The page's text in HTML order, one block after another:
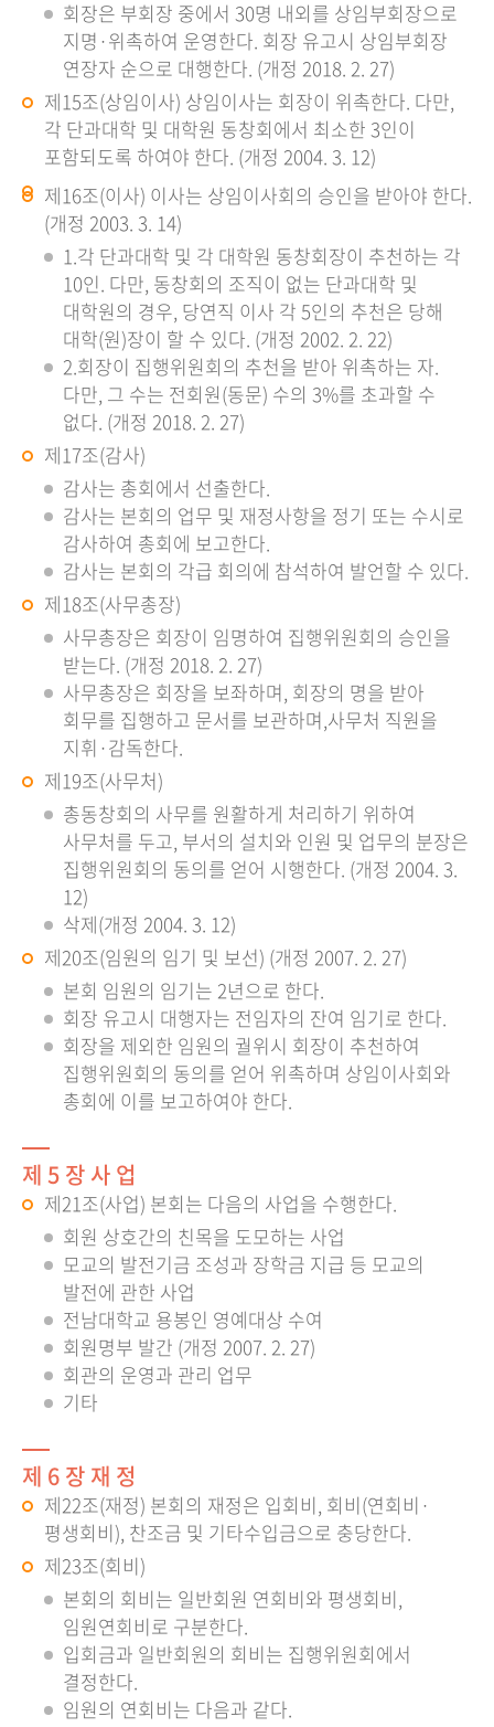
회장은 부회장 중에서 30명 내외를 상임부회장으로
지명·위촉하여 운영한다. 회장 유고시 상임부회장
연장자 순으로 대행한다. (개정 2018. 2. 27)
제15조(상임이사) 상임이사는 회장이 위촉한다. 다만,
각 단과대학 및 대학원 동창회에서 최소한 3인이
포함되도록 하여야 한다. (개정 2004. 3. 12)
제16조(이사) 이사는 상임이사회의 승인을 받아야 한다.
(개정 2003. 3. 14)
1.각 단과대학 및 각 대학원 동창회장이 추천하는 각
10인. 다만, 동창회의 조직이 없는 단과대학 및
대학원의 경우, 당연직 이사 각 5인의 추천은 당해
대학(원)장이 할 수 있다. (개정 2002. 2. 22)
2.회장이 집행위원회의 추천을 받아 위촉하는 자.
다만, 그 수는 전회원(동문) 수의 3%를 초과할 수
없다. (개정 2018. 2. 27)
제17조(감사)
감사는 총회에서 선출한다.
감사는 본회의 업무 및 재정사항을 정기 또는 수시로
감사하여 총회에 보고한다.
감사는 본회의 각급 회의에 참석하여 발언할 수 있다.
제18조(사무총장)
사무총장은 회장이 임명하여 집행위원회의 승인을
받는다. (개정 2018. 2. 27)
사무총장은 회장을 보좌하며, 회장의 명을 받아
회무를 집행하고 문서를 보관하며,사무처 직원을
지휘·감독한다.
제19조(사무처)
총동창회의 사무를 원활하게 처리하기 위하여
사무처를 두고, 부서의 설치와 인원 및 업무의 분장은
집행위원회의 동의를 얻어 시행한다. (개정 2004. 3.
12)
삭제(개정 2004. 3. 12)
제20조(임원의 임기 및 보선) (개정 2007. 2. 27)
본회 임원의 임기는 2년으로 한다.
회장 유고시 대행자는 전임자의 잔여 임기로 한다.
회장을 제외한 임원의 궐위시 회장이 추천하여
집행위원회의 동의를 얻어 위촉하며 상임이사회와
총회에 이를 보고하여야 한다.
제 5 장 사 업
제21조(사업) 본회는 다음의 사업을 수행한다.
회원 상호간의 친목을 도모하는 사업
모교의 발전기금 조성과 장학금 지급 등 모교의
발전에 관한 사업
전남대학교 용봉인 영예대상 수여
회원명부 발간 (개정 2007. 2. 27)
회관의 운영과 관리 업무
기타
제 6 장 재 정
제22조(재정) 본회의 재정은 입회비, 회비(연회비·
평생회비), 찬조금 및 기타수입금으로 충당한다.
제23조(회비)
본회의 회비는 일반회원 연회비와 평생회비,
임원연회비로 구분한다.
입회금과 일반회원의 회비는 집행위원회에서
결정한다.
임원의 연회비는 다음과 같다.